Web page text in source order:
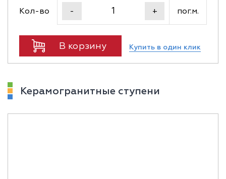
Кол-во - + пог.м.
В корзину Купить в один клик
Керамогранитные ступени